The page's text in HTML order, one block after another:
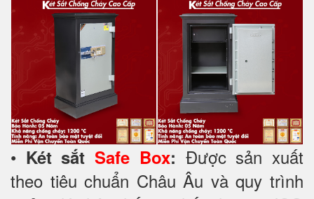
• Két sắtSafe Box: Được sản xuất
theo tiêu chuẩn Châu Âu và quy trình